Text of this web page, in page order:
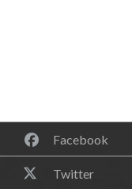
Facebook
Twitter